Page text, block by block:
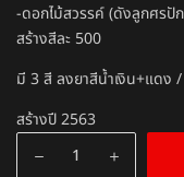
-ดอกไม้สวรรค์ (ดังลูกศรปั
สร้างสีละ 500
มี 3 สี ลงยาสีน้ำเงิน+แดง
สร้างปี 2563